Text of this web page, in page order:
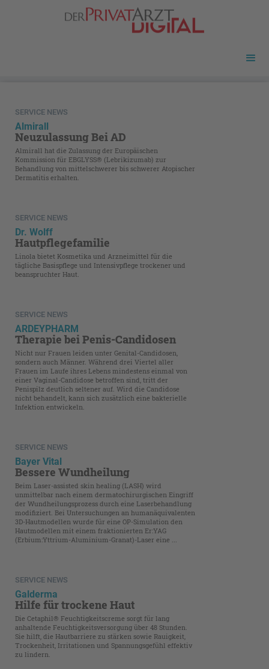
SERVICE NEWS
Almirall
Neuzulassung Bei AD
Almirall hat die Zulassung der Europäischen
Kommission für EBGLYSS® (Lebrikizumab) zur
Behandlung von mittelschwerer bis schwerer Atopischer
Dermatitis erhalten.
SERVICE NEWS
Dr. Wolff
Hautpflegefamilie
Linola bietet Kosmetika und Arzneimittel für die
tägliche Basispflege und Intensivpflege trockener und
beanspruchter Haut.
SERVICE NEWS
ARDEYPHARM
Therapie bei Penis-Candidosen
Nicht nur Frauen leiden unter Genital-Candidosen,
sondern auch Männer. Während drei Viertel aller
Frauen im Laufe ihres Lebens mindestens einmal von
einer Vaginal-Candidose betroffen sind, tritt der
Penispilz deutlich seltener auf. Wird die Candidose
nicht behandelt, kann sich zusätzlich eine bakterielle
Infektion entwickeln.
SERVICE NEWS
Bayer Vital
Bessere Wundheilung
Beim Laser-assisted skin healing (LASH) wird
unmittelbar nach einem dermatochirurgischen Eingriff
der Wundheilungsprozess durch eine Laserbehandlung
modifiziert. Bei Untersuchungen an humanäquivalenten
3D-Hautmodellen wurde für eine OP-Simulation den
Hautmodellen mit einem fraktionierten Er:YAG
(Erbium:Yttrium-Aluminium-Granat)-Laser eine ...
SERVICE NEWS
Galderma
Hilfe für trockene Haut
Die Cetaphil® Feuchtigkeitscreme sorgt für lang
anhaltende Feuchtigkeitsversorgung über 48 Stunden.
Sie hilft, die Hautbarriere zu stärken sowie Rauigkeit,
Trockenheit, Irritationen und Spannungsgefühl ­effektiv
zu lindern.